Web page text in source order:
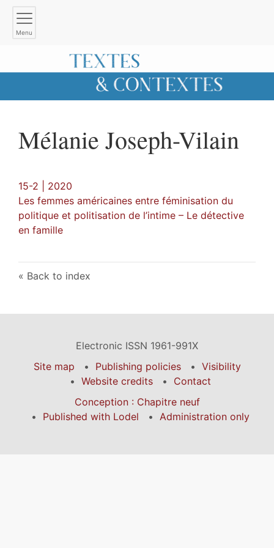
Menu
Mélanie Joseph-Vilain
15-2 | 2020
Les femmes américaines entre féminisation du
politique et politisation de l’intime – Le détective
en famille
Back to index
Electronic ISSN 1961-991X
Site map
Publishing policies
Visibility
Website credits
Contact
Conception : Chapitre neuf
Published with Lodel
Administration only